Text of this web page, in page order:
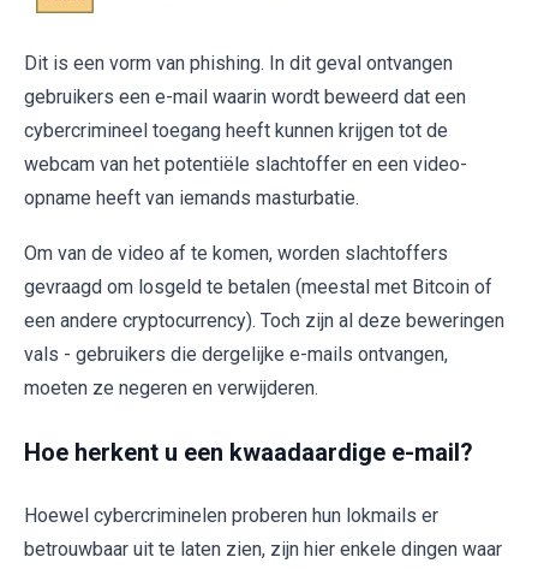
Dit is een vorm van phishing. In dit geval ontvangen
gebruikers een e-mail waarin wordt beweerd dat een
cybercrimineel toegang heeft kunnen krijgen tot de
webcam van het potentiële slachtoffer en een video-
opname heeft van iemands masturbatie.
Om van de video af te komen, worden slachtoffers
gevraagd om losgeld te betalen (meestal met Bitcoin of
een andere cryptocurrency). Toch zijn al deze beweringen
vals - gebruikers die dergelijke e-mails ontvangen,
moeten ze negeren en verwijderen.
Hoe herkent u een kwaadaardige e-mail?
Hoewel cybercriminelen proberen hun lokmails er
betrouwbaar uit te laten zien, zijn hier enkele dingen waar